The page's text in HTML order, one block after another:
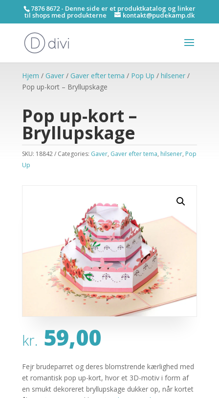
7876 8672 - Denne side er et produktkatalog og linker
til shops med produkterne kontakt@pudekamp.dk
Hjem / Gaver/ Gaver efter tema / Pop Up / hilsener/
Pop up-kort – Bryllupskage
Pop up-kort –
Bryllupskage
SKU: 18842 Categories: Gaver, Gaver efter tema, hilsener, Pop
Up
kr. 59,00
Fejr brudeparret og deres blomstrende kærlighed med
et romantisk pop up-kort, hvor et 3D-motiv i form af
en smukt dekoreret bryllupskage dukker op, når kortet